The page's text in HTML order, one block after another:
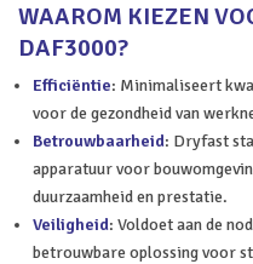
WAAROM KIEZEN
DAF3000?
Efficiëntie: Minimaliseert
voor de gezondheid van
Betrouwbaarheid: Dryfast
apparatuur voor
duurzaamheid en prestatie.
Veiligheid: Voldoet aan de
betrouwbare oplossing voor